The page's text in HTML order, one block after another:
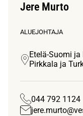
Jere Murto
ALUEJOHTAJA
Etelä-Suomi
Pirkkala ja
044 792 1124